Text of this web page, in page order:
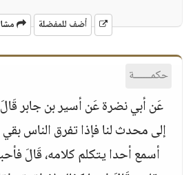
أضف للمفضلة
حكمــــــة
عَن أبي نضرة عَن أسير بن جابر
إلى محدث لنا فإذا تفرق الناس
أسمع أحدا يتكلم كلامه، قَالَ